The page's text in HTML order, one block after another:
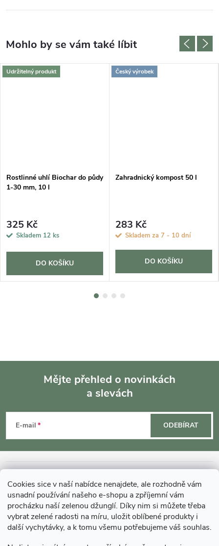
Cookies sice v naší nabídce nenajdete, ale rozhodně vám
usnadní používání našeho e-shopu a zpříjemní vám
procházku naší zelenou džunglí. Díky nim si můžete třeba
vybrat zelené radosti na míru, uložit oblíbené produkty i
další vychytávky, a k tomu všemu potřebujeme váš souhlas.
Udržitelný produkt
Rostlinné uhlí Biochar do půdy
1-30 mm, 10 l
325 Kč
Skladem 12 ks
DO KOŠÍKU
Český výrobek
Zahradnický kompost 50 l
283 Kč
Skladem za 7 - 10 dní
DO KOŠÍKU
p
a
Mějte přehled o novinkách
a slevách
E-mail ODEBÍRAT
MOHLO BY VÁS ZAJÍMAT
O GARDNERS